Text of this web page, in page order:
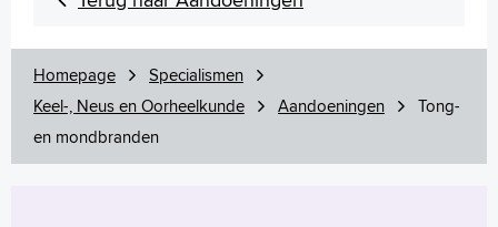
Slikproblemen
Spraak- en taalproblemen bij kinderen
Tongriempje
Tranende ogen
Homepage
Specialismen
Keel-, Neus en Oorheelkunde
Aandoeningen
Tong-
en mondbranden